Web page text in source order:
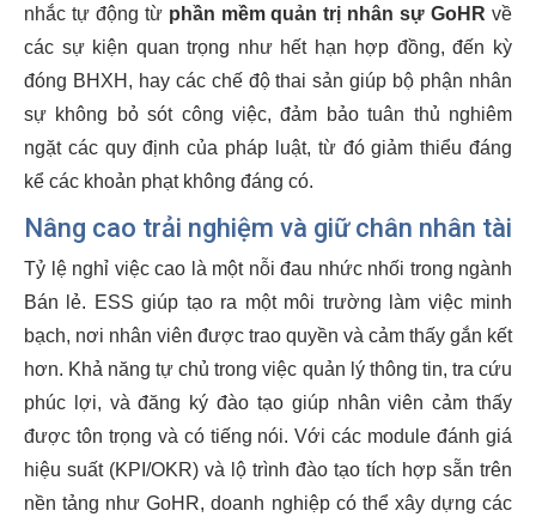
nhắc tự động từ phần mềm quản trị nhân sự GoHR về
các sự kiện quan trọng như hết hạn hợp đồng, đến kỳ
đóng BHXH, hay các chế độ thai sản giúp bộ phận nhân
sự không bỏ sót công việc, đảm bảo tuân thủ nghiêm
ngặt các quy định của pháp luật, từ đó giảm thiểu đáng
kể các khoản phạt không đáng có.
Nâng cao trải nghiệm và giữ chân nhân tài
Tỷ lệ nghỉ việc cao là một nỗi đau nhức nhối trong ngành
Bán lẻ. ESS giúp tạo ra một môi trường làm việc minh
bạch, nơi nhân viên được trao quyền và cảm thấy gắn kết
hơn. Khả năng tự chủ trong việc quản lý thông tin, tra cứu
phúc lợi, và đăng ký đào tạo giúp nhân viên cảm thấy
được tôn trọng và có tiếng nói. Với các module đánh giá
hiệu suất (KPI/OKR) và lộ trình đào tạo tích hợp sẵn trên
nền tảng như GoHR, doanh nghiệp có thể xây dựng các